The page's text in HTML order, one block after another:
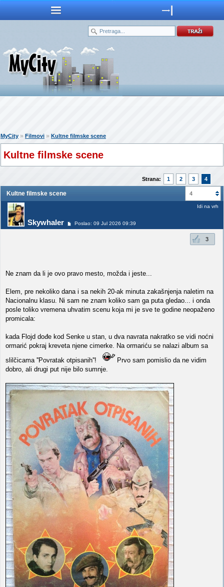
MyCity » Filmovi » Kultne filmske scene
Kultne filmske scene
Strana: 1 2 3 4
4
Kultne filmske scene
Skywhaler Poslao: 09 Jul 2026 09:39
Idi na vrh
3
Ne znam da li je ovo pravo mesto, možda i jeste...
Elem, pre nekoliko dana i sa nekih 20-ak minuta zakašnjenja naletim na
Nacionalnu klasu. Ni sam ne znam koliko sam ga puta gledao... i onda
posle toliko vremena uhvatim scenu koja mi je sve te godine neopaženo
promicala:
kada Flojd dođe kod Senke u stan, u dva navrata nakratko se vidi noćni
ormarić pokraj kreveta njene cimerke. Na ormariću se nalazi album sa
slilčicama ''Povratak otpisanih''!
Prvo sam pomislio da ne vidim
dobro, ali drugi put nije bilo sumnje.